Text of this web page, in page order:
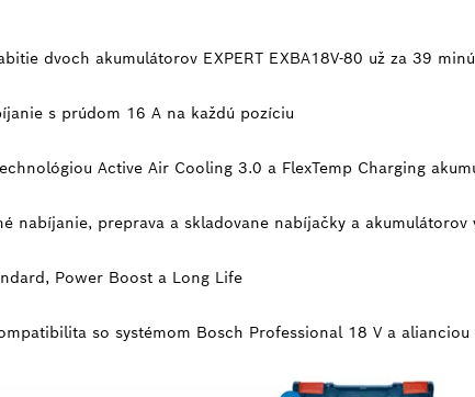
dvoch akumulátorov EXPERT EXBA18V-80 už za 39
s prúdom 16 A na každú pozíciu
Active Air Cooling 3.0 a FlexTemp Charging
nabíjanie, preprava a skladovane nabíjačky a akumulátorov
Power Boost a Long Life
so systémom Bosch Professional 18 V a